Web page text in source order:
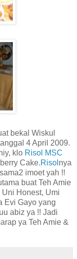
bekal Wiskul
4 April 2009.
klo Risol MSC
Cake.Risol nya
imoet yah !!
buat Teh Amie
Honest, Umi
Evi Gayo yang
abiz ya !! Jadi
ya Teh Amie &